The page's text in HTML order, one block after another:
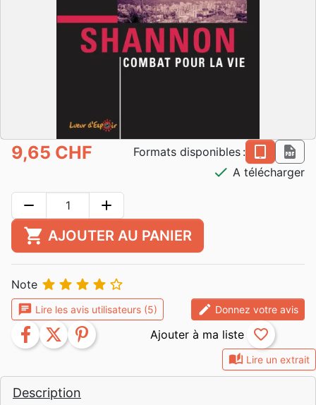
auto_stories Lire un extrait
Description
9,65 CHF Formats disponibles : epub
pdf
check A télécharger
remove add
shopping_cart AJOUTER AU PANIER
Note     
chat Lire les avis utilisateurs (5) edit Donnez votre avis
facebook twitter pinterest favorite_border